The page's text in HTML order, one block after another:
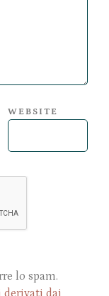
WEBSITE
lo spam.
derivati dai